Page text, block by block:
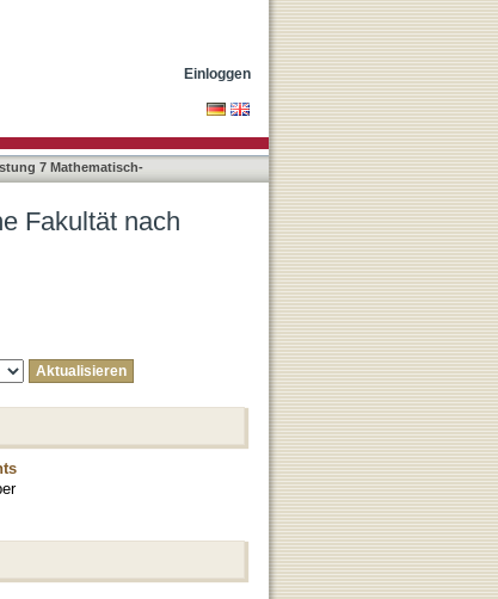
Einloggen
7 Mathematisch-
Fakultät nach